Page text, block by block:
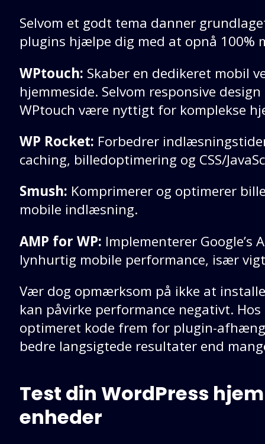
Selvom et godt tema danner
plugins hjælpe dig med at opnå 100%
WPtouch: Skaber en dedikeret mobil
hjemmeside. Selvom responsive
WPtouch være nyttigt for komplekse
WP Rocket: Forbedrer
caching, billedoptimering og CSS/
Smush: Komprimerer og optimerer
mobile indlæsning.
AMP for WP: Implementerer Google’s
lynhurtig mobile performance, især
Vær dog opmærksom på ikke at
kan påvirke performance negativt.
optimeret kode frem for plugin-
bedre langsigtede resultater end
Test din WordPress
enheder